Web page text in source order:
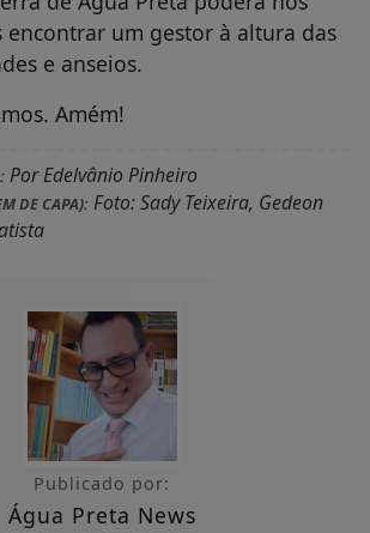
encontrar um gestor à altura das
e anseios.
Amém!
Por Edelvânio Pinheiro
DE CAPA):Foto: Sady Teixeira, Gedeon
Publicado por:
Água Preta News